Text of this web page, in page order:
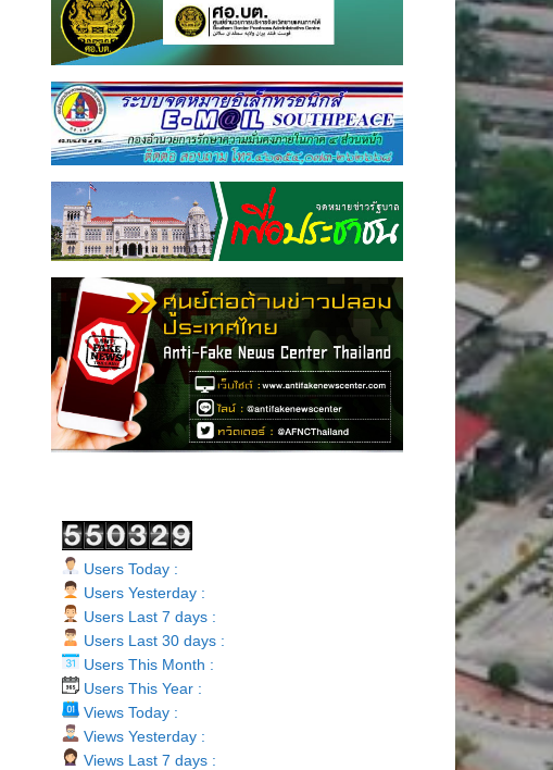
Users Today :
Users Yesterday :
Users Last 7 days :
Users Last 30 days :
Users This Month :
Users This Year :
Views Today :
Views Yesterday :
Views Last 7 days :